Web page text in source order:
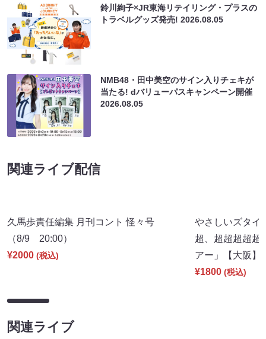
鈴川絢子×JR東海リテイリング・プラスの
トラベルグッズ発売!2026.08.05
NMB48・田中美空のサイン入りチェキが
当たる! dバリューパスキャンペーン開催
2026.08.05
関連ライブ配信
久馬歩責任編集 月刊コント 怪々号
（8/9 20:00）
¥2000 (税込)
やさしいズタイ
超、超超超超超
アー」【大阪
¥1800 (税込)
関連ライブ